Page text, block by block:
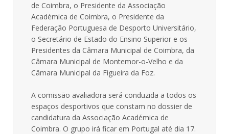
de Coimbra, o Presidente da Associação
Académica de Coimbra, o Presidente da
Federação Portuguesa de Desporto Universitário,
o Secretário de Estado do Ensino Superior e os
Presidentes da Câmara Municipal de Coimbra, da
Câmara Municipal de Montemor-o-Velho e da
Câmara Municipal da Figueira da Foz.
A comissão avaliadora será conduzida a todos os
espaços desportivos que constam no dossier de
candidatura da Associação Académica de
Coimbra. O grupo irá ficar em Portugal até dia 17.